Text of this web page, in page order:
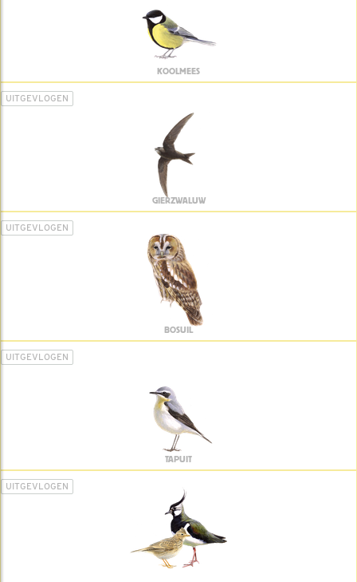
KOOLMEES
UITGEVLOGEN
GIERZWALUW
UITGEVLOGEN
BOSUIL
UITGEVLOGEN
TAPUIT
UITGEVLOGEN